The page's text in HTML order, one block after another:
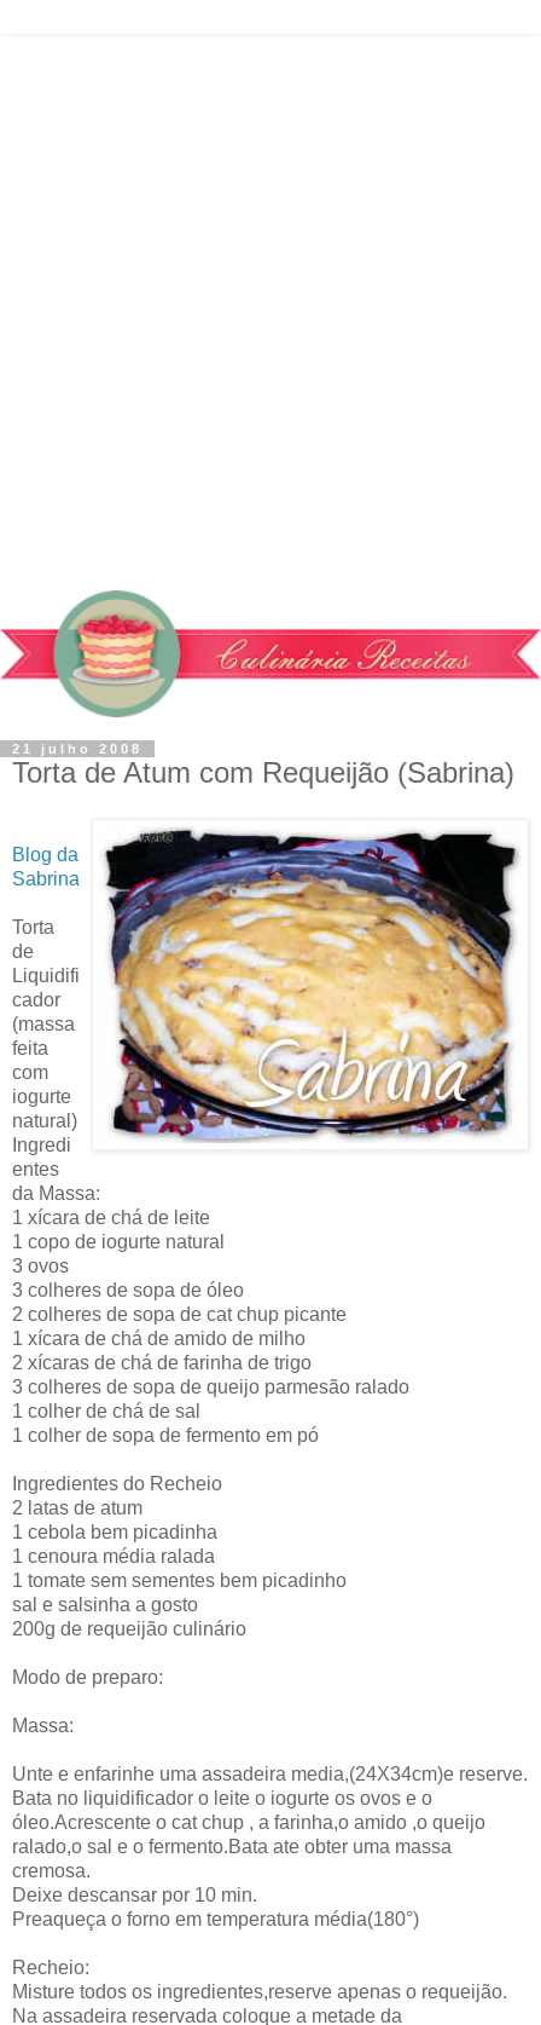
21 julho 2008
Torta de Atum com Requeijão (Sabrina)
Blog da
Sabrina
Torta
de
Liquidifi
cador
(massa
feita
com
iogurte
natural)
Ingredi
entes
da Massa:
1 xícara de chá de leite
1 copo de iogurte natural
3 ovos
3 colheres de sopa de óleo
2 colheres de sopa de cat chup picante
1 xícara de chá de amido de milho
2 xícaras de chá de farinha de trigo
3 colheres de sopa de queijo parmesão ralado
1 colher de chá de sal
1 colher de sopa de fermento em pó
Ingredientes do Recheio
2 latas de atum
1 cebola bem picadinha
1 cenoura média ralada
1 tomate sem sementes bem picadinho
sal e salsinha a gosto
200g de requeijão culinário
Modo de preparo:
Massa:
Unte e enfarinhe uma assadeira media,(24X34cm)e reserve.
Bata no liquidificador o leite o iogurte os ovos e o
óleo.Acrescente o cat chup , a farinha,o amido ,o queijo
ralado,o sal e o fermento.Bata ate obter uma massa
cremosa.
Deixe descansar por 10 min.
Preaqueça o forno em temperatura média(180°)
Recheio:
Misture todos os ingredientes,reserve apenas o requeijão.
Na assadeira reservada coloque a metade da